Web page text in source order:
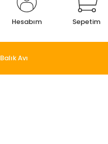
Hesabım Sepetim
Balık Avı